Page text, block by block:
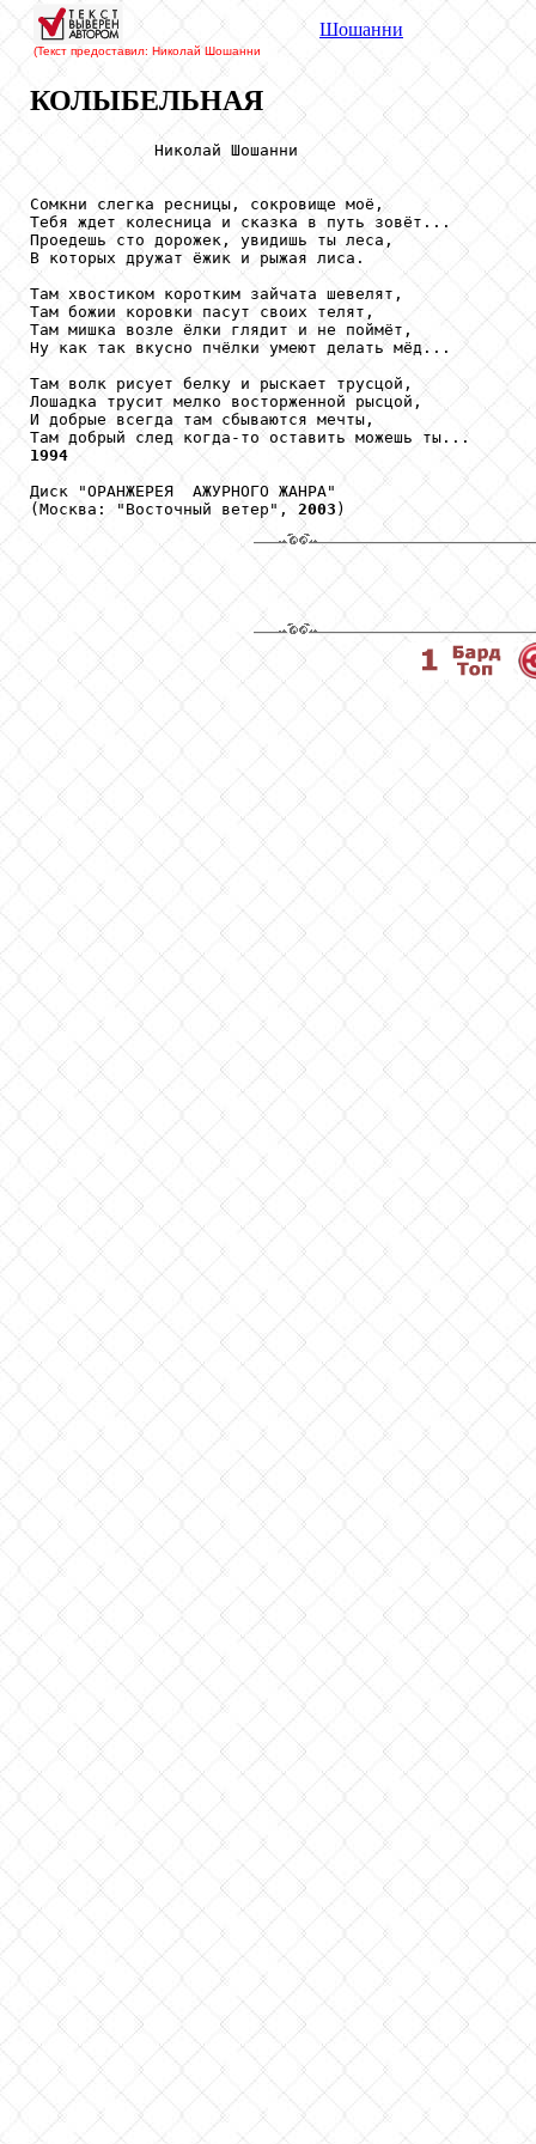
(Текст предоставил: Николай Шошанни
Шошанни
КОЛЫБЕЛЬНАЯ
             Николай Шошанни
Сомкни слегка ресницы, сокровище моё,
Тебя ждет колесница и сказка в путь зовёт...
Проедешь сто дорожек, увидишь ты леса,
В которых дружат ёжик и рыжая лиса.
Там хвостиком коротким зайчата шевелят,
Там божии коровки пасут своих телят,
Там мишка возле ёлки глядит и не поймёт,
Ну как так вкусно пчёлки умеют делать мёд...
Там волк рисует белку и рыскает трусцой,
Лошадка трусит мелко восторженной рысцой,
И добрые всегда там сбываются мечты,
1994
Диск "ОРАНЖЕРЕЯ  АЖУРНОГО ЖАНРА"
(Москва: "Восточный ветер", 2003 )